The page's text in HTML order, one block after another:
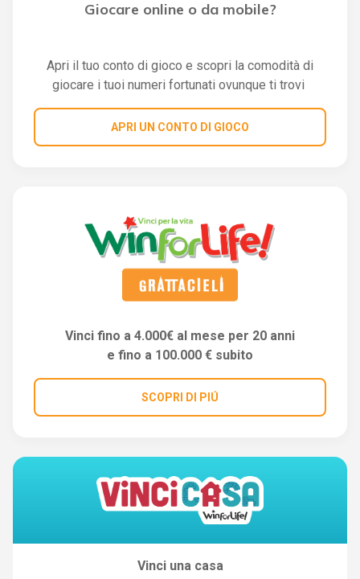
Giocare online o da mobile?
Apri il tuo conto di gioco e scopri la comodità di
giocare i tuoi numeri fortunati ovunque ti trovi
APRI UN CONTO DI GIOCO
Vinci fino a 4.000€ al mese per 20 anni
e fino a 100.000 € subito
SCOPRI DI PIÚ
Vinci una casa